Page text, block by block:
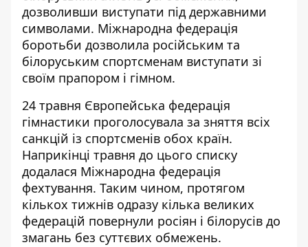
дозволивши виступати під державними
символами. Міжнародна федерація
боротьби дозволила російським та
білоруським спортсменам виступати зі
своїм прапором і гімном.
24 травня Європейська федерація
гімнастики проголосувала за зняття всіх
санкцій із спортсменів обох країн.
Наприкінці травня до цього списку
додалася Міжнародна федерація
фехтування. Таким чином, протягом
кількох тижнів одразу кілька великих
федерацій повернули росіян і білорусів до
змагань без суттєвих обмежень.